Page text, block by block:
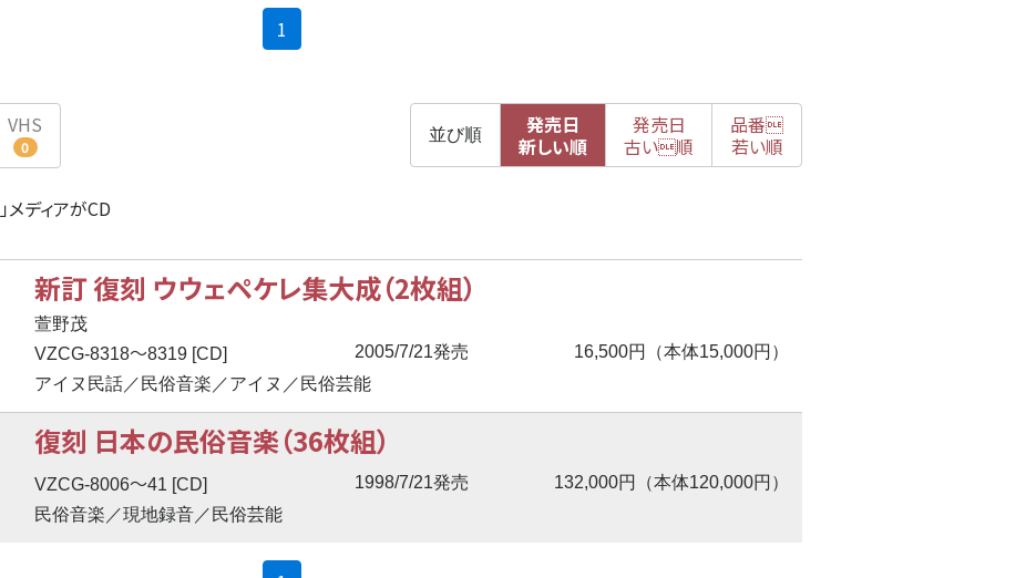
1
VHS
0
並び順
発売日
新しい順
発売日
古い順
品番
若い順
メディアがCD
新訂 復刻 ウウェペケレ集大成（2枚組）
萱野茂
VZCG-8318〜8319 [CD] 2005/7/21発売
16,500円（本体15,000円）
アイヌ民話／民俗音楽／アイヌ／民俗芸能
復刻 日本の民俗音楽（36枚組）
VZCG-8006〜41 [CD] 1998/7/21発売
132,000円（本体120,000円）
民俗音楽／現地録音／民俗芸能